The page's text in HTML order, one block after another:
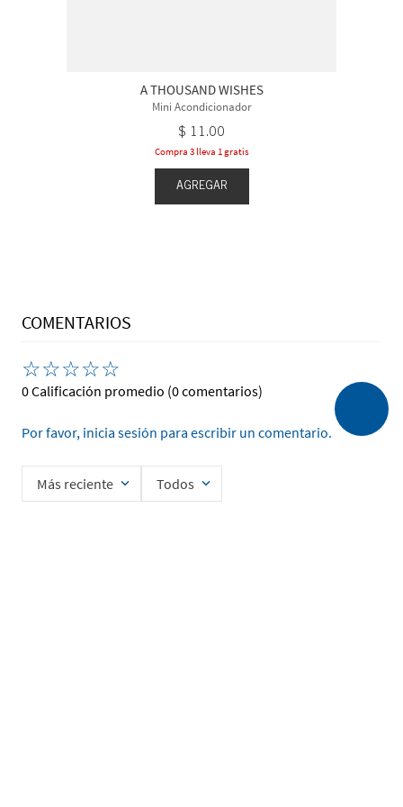
A THOUSAND WISHES
Mini Acondicionador
$ 11 .00
Compra 3 lleva 1 gratis
AGREGAR
COMENTARIOS
☆☆☆☆☆
0 Calificación promedio (0 comentarios)
Por favor, inicia sesión para escribir un comentario.
Más reciente Todos